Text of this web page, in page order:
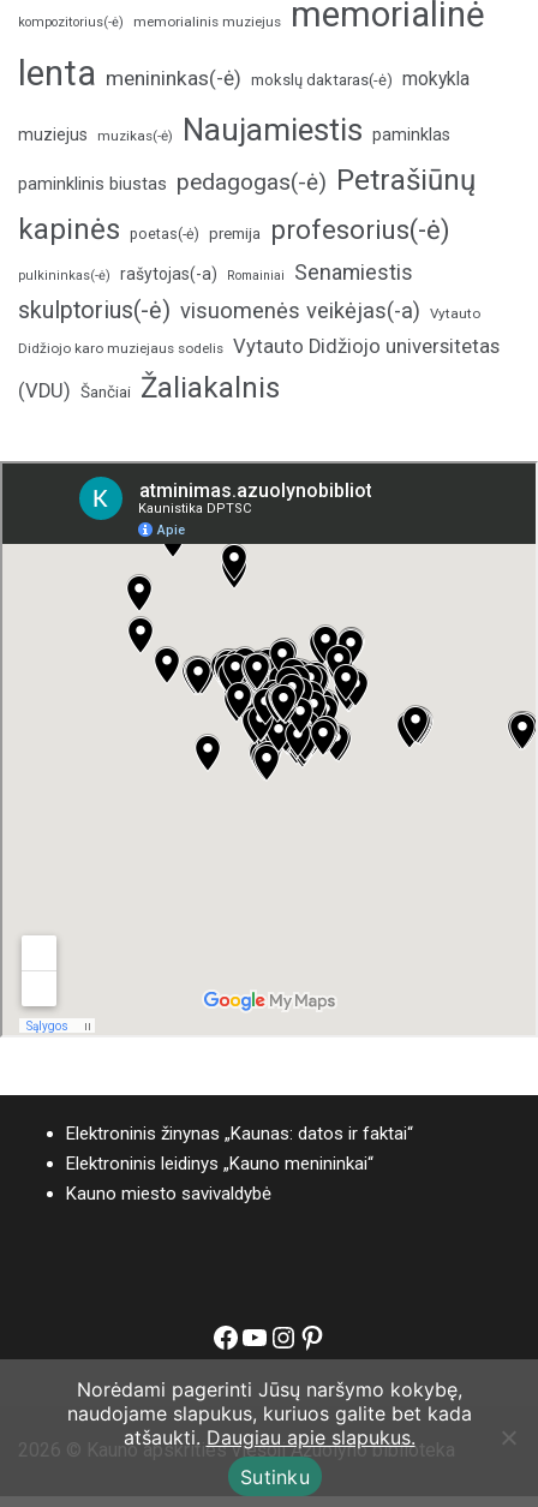
kompozitorius(-ė) memorialinis muziejus
memorialinė
lenta menininkas(-ė) mokslų daktaras(-ė) mokykla
muziejus muzikas(-ė) Naujamiestis paminklas
paminklinis biustas pedagogas(-ė) Petrašiūnų
kapinės poetas(-ė) premija profesorius(-ė)
pulkininkas(-ė) rašytojas(-a) Romainiai Senamiestis
skulptorius(-ė) visuomenės veikėjas(-a) Vytauto
Didžiojo karo muziejaus sodelis Vytauto Didžiojo universitetas
(VDU) Šančiai Žaliakalnis
Elektroninis žinynas „Kaunas: datos ir faktai“
Elektroninis leidinys „Kauno menininkai“
Kauno miesto savivaldybė
Facebook
YouTube
Instagram
Pinterest
2026 © Kauno apskrities viešoji Ąžuolyno biblioteka
Norėdami pagerinti Jūsų naršymo kokybę,
naudojame slapukus, kuriuos galite bet kada
atšaukti. Daugiau apie slapukus.
Sutinku